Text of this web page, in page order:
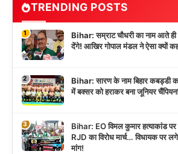
TRENDING POSTS
1
Bihar: सम्राट चौधरी का नाम आते ही
देंगे! आखिर गोपाल मंडल ने ऐसा क्यों
2
Bihar: सारण के नाम बिहार कबड्डी
में बक्सर को हराकर बना जूनियर
3
Bihar: EO विमल कुमार हत्याकांड पर
RJD का विरोध मार्च… विधायक पर
मांग!